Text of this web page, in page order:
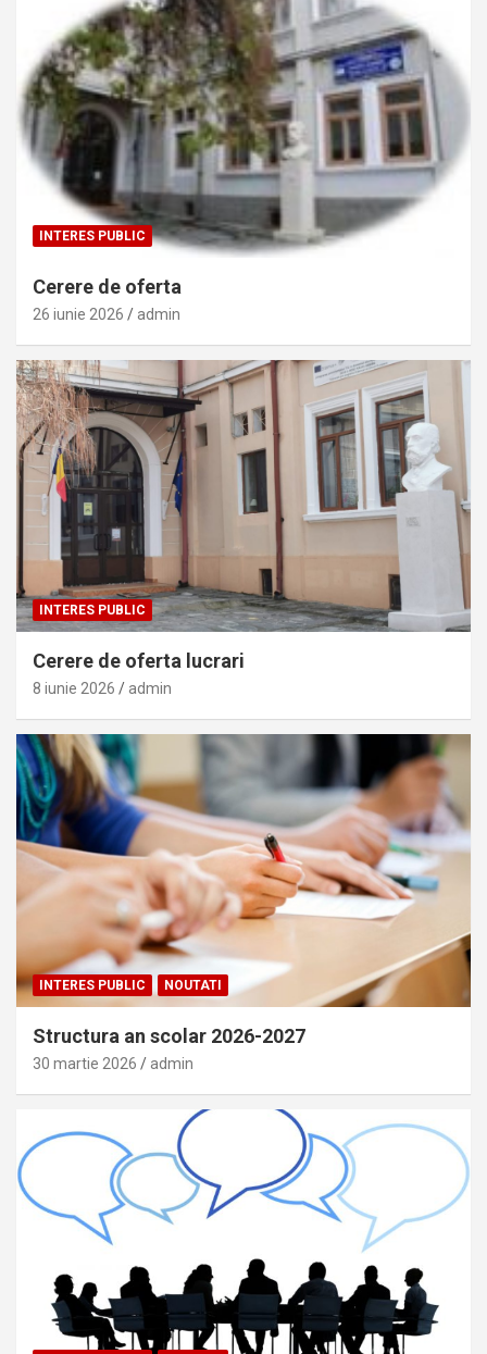
INTERES PUBLIC
Cerere de oferta
26 iunie 2026 admin
INTERES PUBLIC
Cerere de oferta lucrari
8 iunie 2026 admin
INTERES PUBLIC NOUTATI
Structura an scolar 2026-2027
30 martie 2026 admin